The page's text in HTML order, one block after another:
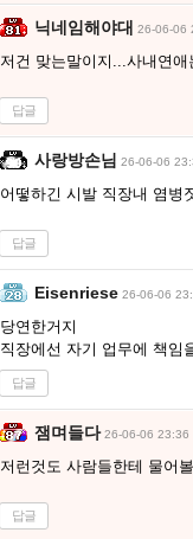
닉네임해야대 26-06-06
저건 맞는말이지...사내연
답글
사랑방손님 26-06-06
어떻하긴 시발 직장내 염병
답글
Eisenriese 26-06-06
당연한거지
직장에선 자기 업무에 책임
답글
잼며들다 26-06-06 23:36
저런것도 사람들한테 물어
답글